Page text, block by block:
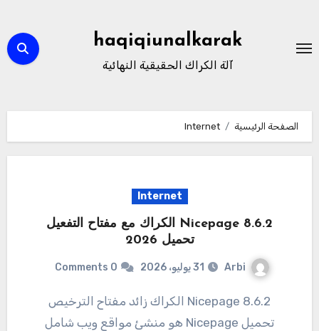
المحتوى
haqiqiunalkarak
آلة الكراك الحقيقية النهائية
الصفحة الرئيسية Internet
Internet
Nicepage 8.6.2 الكراك مع مفتاح التفعيل
تحميل 2026
Arbi 31 يوليو، 2026 0 Comments
8.6.2 Nicepage الكراك زائد مفتاح الترخيص
تحميل Nicepage هو منشئ مواقع ويب شامل